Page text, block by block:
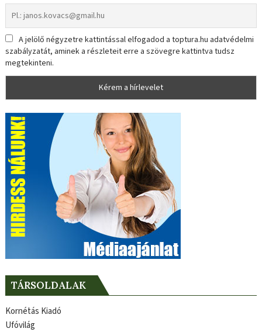
A jelölő négyzetre kattintással elfogadod a toptura.hu adatvédelmi
szabályzatát, aminek a részleteit erre a szövegre kattintva tudsz
megtekinteni.
TÁRSOLDALAK
Kornétás Kiadó
Ufóvilág